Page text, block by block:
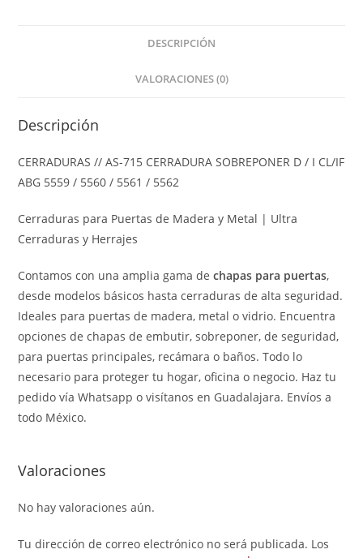
DESCRIPCIÓN
VALORACIONES (0)
Descripción
CERRADURAS // AS-715 CERRADURA SOBREPONER D / I CL/IF
ABG 5559 / 5560 / 5561 / 5562
Cerraduras para Puertas de Madera y Metal | Ultra
Cerraduras y Herrajes
Contamos con una amplia gama dechapas para puertas,
desde modelos básicos hasta cerraduras de alta seguridad.
Ideales para puertas de madera, metal o vidrio. Encuentra
opciones de chapas de embutir, sobreponer, de seguridad,
para puertas principales, recámara o baños. Todo lo
necesario para proteger tu hogar, oficina o negocio. Haz tu
pedido vía Whatsapp o visítanos en Guadalajara. Envíos a
todo México.
Valoraciones
No hay valoraciones aún.
Tu dirección de correo electrónico no será publicada. Los